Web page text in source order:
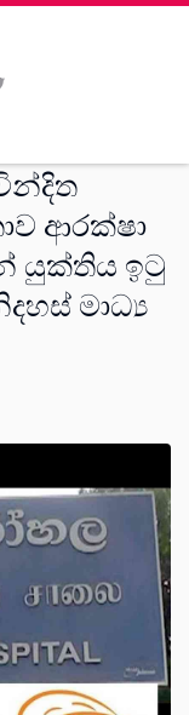
ආරක්ෂා
යුක්තිය ඉටු
මාධ්‍ය